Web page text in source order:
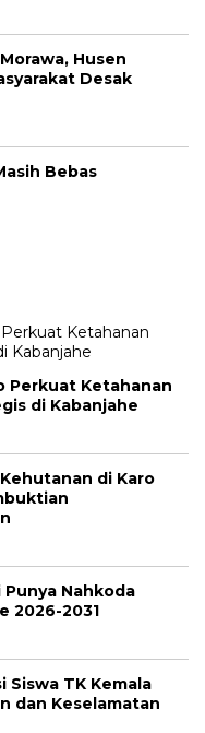
Husen
Desak
Bebas
Perkuat Ketahanan
di Kabanjahe
di Karo
Punya Nahkoda
2026-2031
Siswa TK Kemala
dan Keselamatan